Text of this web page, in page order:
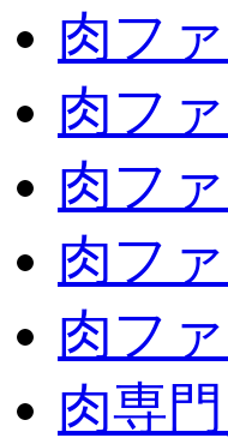
肉フ
肉フ
肉フ
肉フ
肉フ
肉専